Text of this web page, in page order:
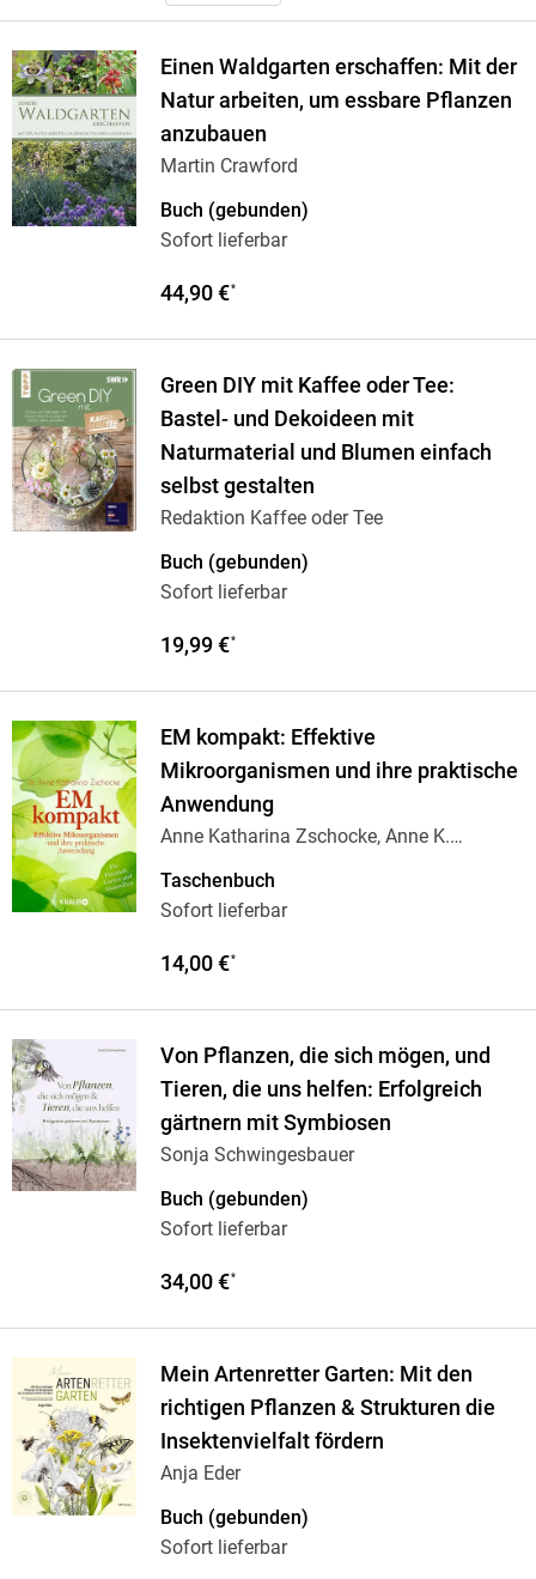
Einen Waldgarten erschaffen: Mit der
Natur arbeiten, um essbare Pflanzen
anzubauen
Martin Crawford
Buch (gebunden)
Sofort lieferbar
44,90 €*
Green DIY mit Kaffee oder Tee:
Bastel- und Dekoideen mit
Naturmaterial und Blumen einfach
selbst gestalten
Redaktion Kaffee oder Tee
Buch (gebunden)
Sofort lieferbar
19,99 €*
EM kompakt: Effektive
Mikroorganismen und ihre praktische
Anwendung
Anne Katharina Zschocke, Anne K.
Taschenbuch
Sofort lieferbar
14,00 €*
Von Pflanzen, die sich mögen, und
Tieren, die uns helfen: Erfolgreich
gärtnern mit Symbiosen
Sonja Schwingesbauer
Buch (gebunden)
Sofort lieferbar
34,00 €*
Mein Artenretter Garten: Mit den
richtigen Pflanzen & Strukturen die
Insektenvielfalt fördern
Anja Eder
Buch (gebunden)
Sofort lieferbar